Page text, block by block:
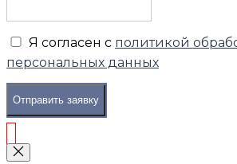
Я согласен с политикой
персональных данных
Отправить заявку